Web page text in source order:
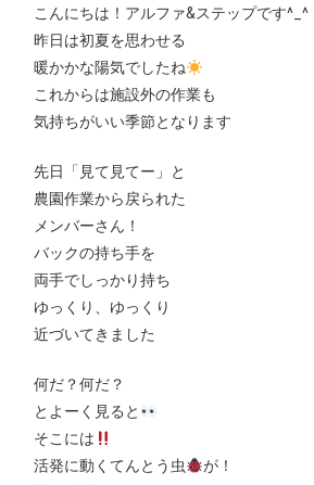
こんにちは！アルファ&ステップです^_^
昨日は初夏を思わせる
暖かかな陽気でしたね
これからは施設外の作業も
気持ちがいい季節となります
先日「見て見てー」と
農園作業から戻られた
メンバーさん！
バックの持ち手を
両手でしっかり持ち
ゆっくり、ゆっくり
近づいてきました
何だ？何だ？
とよーく見ると
そこには
活発に動くてんとう虫
が！